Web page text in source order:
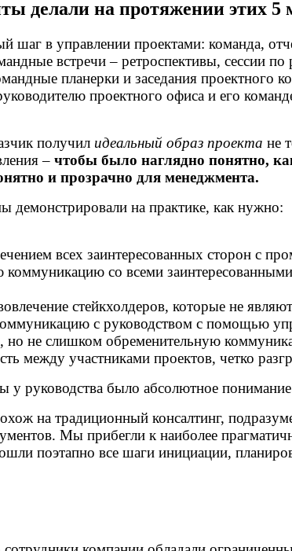
делали на протяжении этих 5
шаг в управлении проектами: команда,
встречи – ретроспективы, сессии
планерки и заседания проектного
проектного офиса и его
получил идеальный образ проекта не
– чтобы было наглядно понятно,
и прозрачно для менеджмента.
демонстрировали на практике, как нужно:
всех заинтересованных сторон с
коммуникацию со всеми
стейкхолдеров, которые не
с руководством с помощью
но не слишком обременительную
между участниками проектов, четко
у руководства было абсолютное
на традиционный консалтинг,
Мы прибегли к наиболее
поэтапно все шаги инициации,